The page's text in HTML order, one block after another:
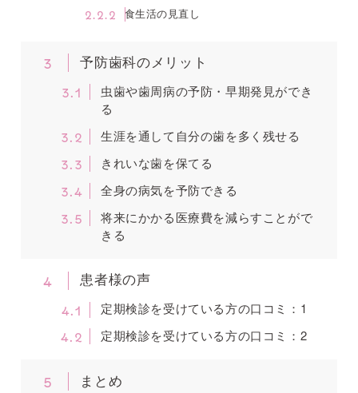
2.2.2 食生活の見直し
3 予防歯科のメリット
3.1
虫歯や歯周病の予防・早期発見ができ
る
3.2 生涯を通して自分の歯を多く残せる
3.3 きれいな歯を保てる
3.4 全身の病気を予防できる
3.5
将来にかかる医療費を減らすことがで
きる
4 患者様の声
4.1 定期検診を受けている方の口コミ：1
4.2 定期検診を受けている方の口コミ：2
5 まとめ